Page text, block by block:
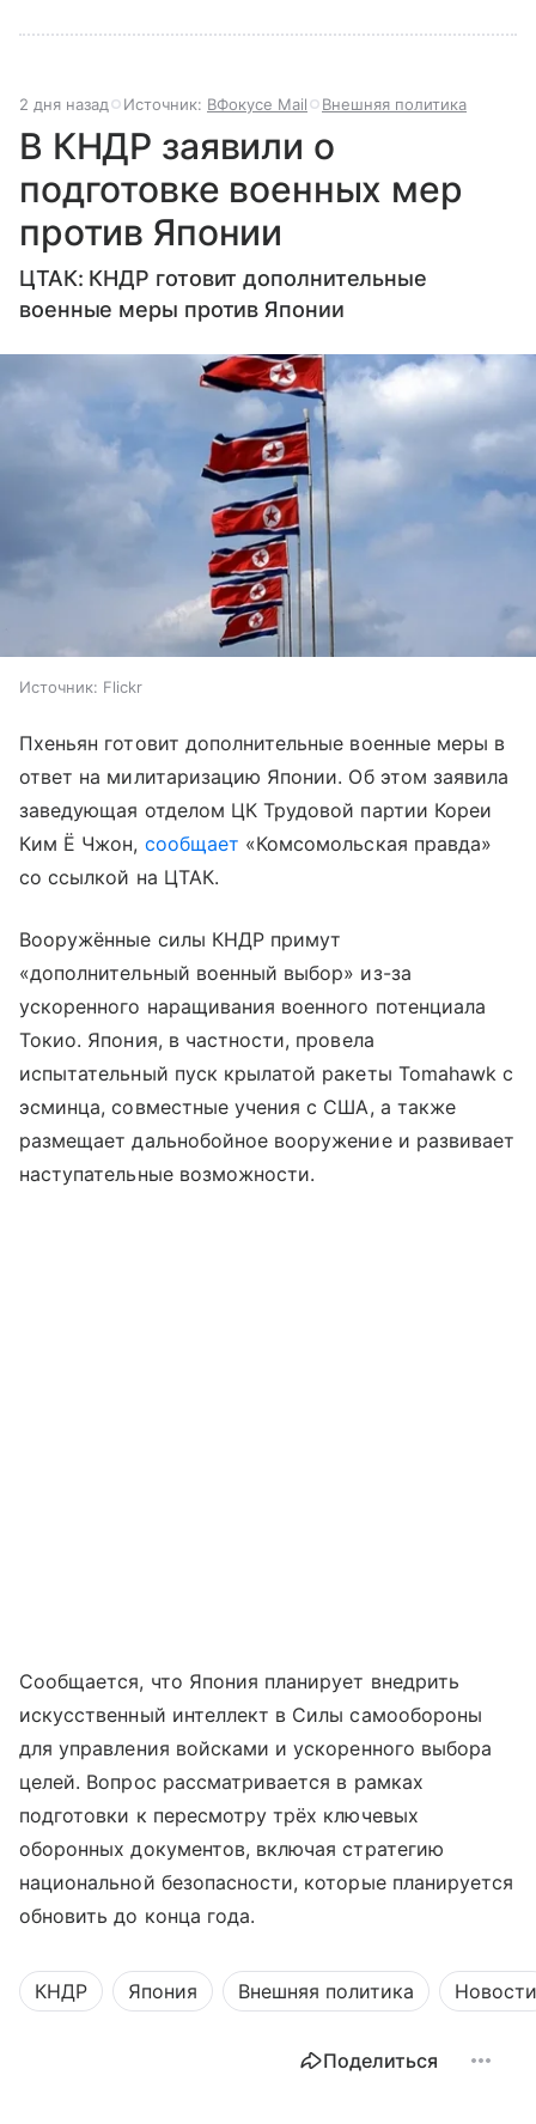
2 дня назад Источник: ВФокусе Mail Внешняя политика
В КНДР заявили о
подготовке военных мер
против Японии
ЦТАК: КНДР готовит дополнительные
военные меры против Японии
Источник: Flickr
Пхеньян готовит дополнительные военные меры в
ответ на милитаризацию Японии. Об этом заявила
заведующая отделом ЦК Трудовой партии Кореи
Ким Ё Чжон, сообщает «Комсомольская правда»
со ссылкой на ЦТАК.
Вооружённые силы КНДР примут
«дополнительный военный выбор» из-за
ускоренного наращивания военного потенциала
Токио. Япония, в частности, провела
испытательный пуск крылатой ракеты Tomahawk с
эсминца, совместные учения с США, а также
размещает дальнобойное вооружение и развивает
наступательные возможности.
Сообщается, что Япония планирует внедрить
искусственный интеллект в Силы самообороны
для управления войсками и ускоренного выбора
целей. Вопрос рассматривается в рамках
подготовки к пересмотру трёх ключевых
оборонных документов, включая стратегию
национальной безопасности, которые планируется
обновить до конца года.
КНДР Япония Внешняя политика Новости
Поделиться